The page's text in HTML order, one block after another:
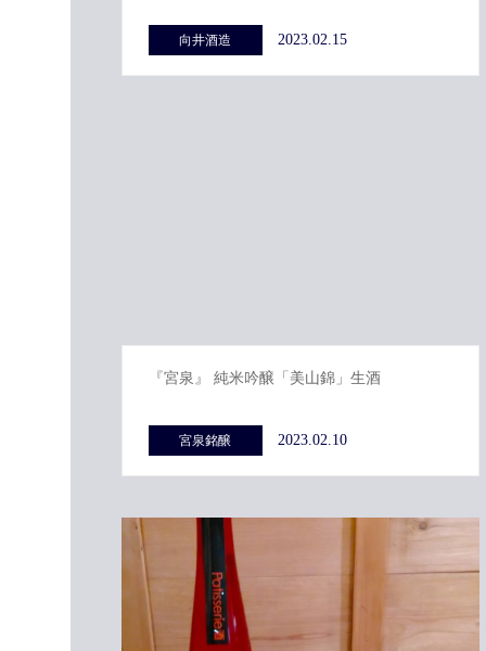
向井酒造 2023.02.15
『宮泉』 純米吟醸「美山錦」生酒
宮泉銘醸 2023.02.10